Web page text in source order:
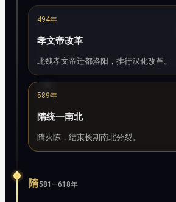
494年
孝文帝改革
北魏孝文帝迁都洛阳，推行汉化改革。
589年
隋统一南北
隋灭陈，结束长期南北分裂。
隋581—618年